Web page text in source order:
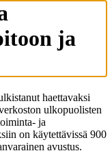
ja
haettavaksi
ulkopuolisten
ja
on käytettävissä 900
avustus.